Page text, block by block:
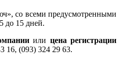
со всеми предусмотренными
до 15 дней.
или цена регистрации
16, (093) 324 29 63.